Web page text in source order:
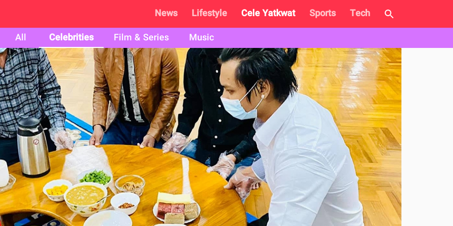
News Lifestyle Cele Yatkwat Sports
Tech
All
Celebrities Film & Series Music